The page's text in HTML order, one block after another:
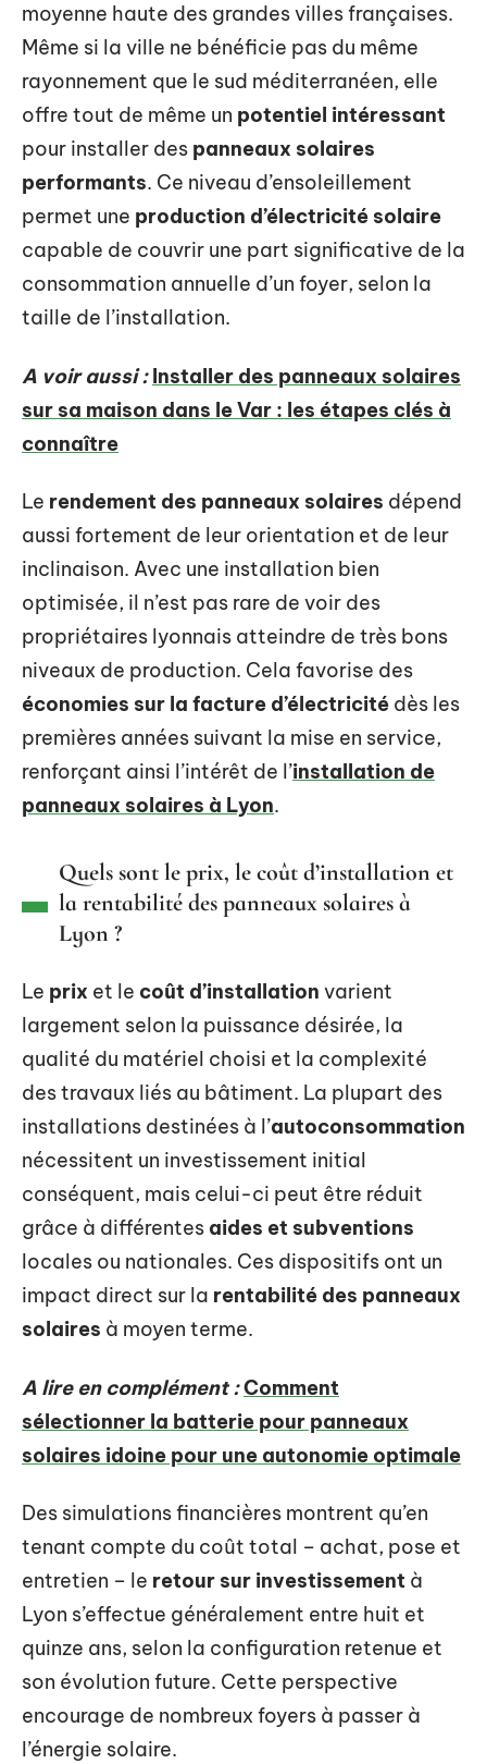
moyenne haute des grandes villes françaises.
Même si la ville ne bénéficie pas du même
rayonnement que le sud méditerranéen, elle
offre tout de même un potentiel intéressant
pour installer des panneaux solaires
performants. Ce niveau d’ensoleillement
permet une production d’électricité solaire
capable de couvrir une part significative de la
consommation annuelle d’un foyer, selon la
taille de l’installation.
A voir aussi : Installer des panneaux solaires
sur sa maison dans le Var : les étapes clés à
connaître
Le rendement des panneaux solaires dépend
aussi fortement de leur orientation et de leur
inclinaison. Avec une installation bien
optimisée, il n’est pas rare de voir des
propriétaires lyonnais atteindre de très bons
niveaux de production. Cela favorise des
économies sur la facture d’électricité dès les
premières années suivant la mise en service,
renforçant ainsi l’intérêt de l’installation de
panneaux solaires à Lyon.
Quels sont le prix, le coût d’installation et
la rentabilité des panneaux solaires à
Lyon ?
Le prix et le coût d’installation varient
largement selon la puissance désirée, la
qualité du matériel choisi et la complexité
des travaux liés au bâtiment. La plupart des
installations destinées à l’autoconsommation
nécessitent un investissement initial
conséquent, mais celui-ci peut être réduit
grâce à différentes aides et subventions
locales ou nationales. Ces dispositifs ont un
impact direct sur la rentabilité des panneaux
solaires à moyen terme.
A lire en complément :Comment
sélectionner la batterie pour panneaux
solaires idoine pour une autonomie optimale
Des simulations financières montrent qu’en
tenant compte du coût total – achat, pose et
entretien – le retour sur investissement à
Lyon s’effectue généralement entre huit et
quinze ans, selon la configuration retenue et
son évolution future. Cette perspective
encourage de nombreux foyers à passer à
l’énergie solaire.